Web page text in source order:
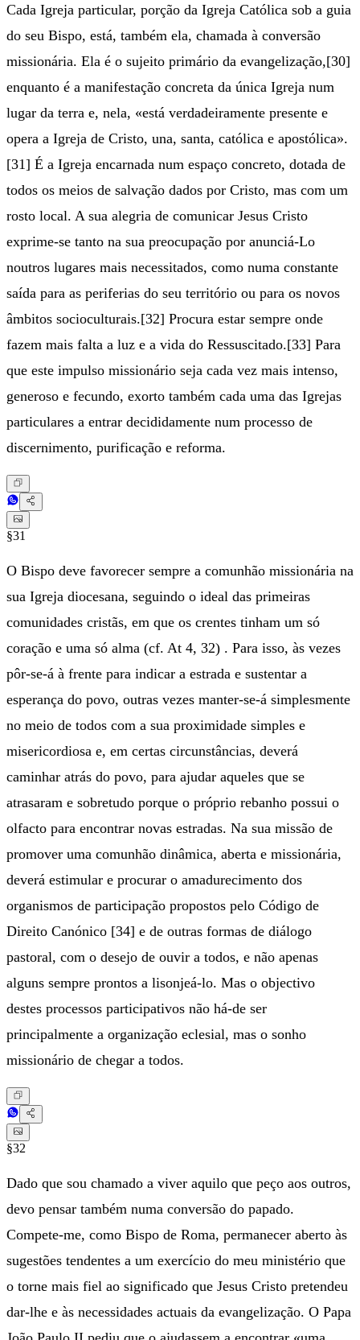
Cada Igreja particular, porção da Igreja Católica sob a guia
do seu Bispo, está, também ela, chamada à conversão
missionária. Ela é o sujeito primário da evangelização,[30]
enquanto é a manifestação concreta da única Igreja num
lugar da terra e, nela, «está verdadeiramente presente e
opera a Igreja de Cristo, una, santa, católica e apostólica».
[31] É a Igreja encarnada num espaço concreto, dotada de
todos os meios de salvação dados por Cristo, mas com um
rosto local. A sua alegria de comunicar Jesus Cristo
exprime-se tanto na sua preocupação por anunciá-Lo
noutros lugares mais necessitados, como numa constante
saída para as periferias do seu território ou para os novos
âmbitos socioculturais.[32] Procura estar sempre onde
fazem mais falta a luz e a vida do Ressuscitado.[33] Para
que este impulso missionário seja cada vez mais intenso,
generoso e fecundo, exorto também cada uma das Igrejas
particulares a entrar decididamente num processo de
discernimento, purificação e reforma.
§31
O Bispo deve favorecer sempre a comunhão missionária na
sua Igreja diocesana, seguindo o ideal das primeiras
comunidades cristãs, em que os crentes tinham um só
coração e uma só alma (cf. At 4, 32) . Para isso, às vezes
pôr-se-á à frente para indicar a estrada e sustentar a
esperança do povo, outras vezes manter-se-á simplesmente
no meio de todos com a sua proximidade simples e
misericordiosa e, em certas circunstâncias, deverá
caminhar atrás do povo, para ajudar aqueles que se
atrasaram e sobretudo porque o próprio rebanho possui o
olfacto para encontrar novas estradas. Na sua missão de
promover uma comunhão dinâmica, aberta e missionária,
deverá estimular e procurar o amadurecimento dos
organismos de participação propostos pelo Código de
Direito Canónico [34] e de outras formas de diálogo
pastoral, com o desejo de ouvir a todos, e não apenas
alguns sempre prontos a lisonjeá-lo. Mas o objectivo
destes processos participativos não há-de ser
principalmente a organização eclesial, mas o sonho
missionário de chegar a todos.
§32
Dado que sou chamado a viver aquilo que peço aos outros,
devo pensar também numa conversão do papado.
Compete-me, como Bispo de Roma, permanecer aberto às
sugestões tendentes a um exercício do meu ministério que
o torne mais fiel ao significado que Jesus Cristo pretendeu
dar-lhe e às necessidades actuais da evangelização. O Papa